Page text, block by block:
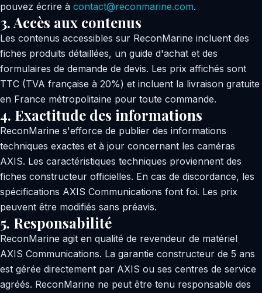
pouvez écrire à contact@reconmarine.com.
3. Accès aux contenus
Les contenus accessibles sur ReconMarine incluent des
fiches produits détaillées, un guide d'achat et des
formulaires de demande de devis. Les prix affichés sont
TTC (TVA française à 20%) et incluent la livraison gratuite
en France métropolitaine pour toute commande.
4. Exactitude des informations
ReconMarine s'efforce de publier des informations
techniques exactes et à jour concernant les caméras
AXIS. Les caractéristiques techniques proviennent des
fiches constructeur officielles. En cas de discordance, les
spécifications AXIS Communications font foi. Les prix
peuvent être modifiés sans préavis.
5. Responsabilité
ReconMarine agit en qualité de revendeur de matériel
AXIS Communications. La garantie constructeur de 5 ans
est gérée directement par AXIS ou ses centres de service
agréés. ReconMarine ne peut être tenu responsable des